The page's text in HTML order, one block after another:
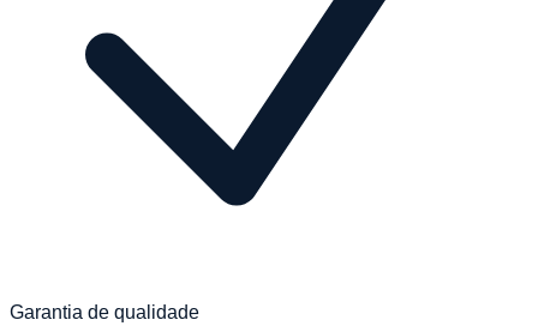
Garantia de qualidade